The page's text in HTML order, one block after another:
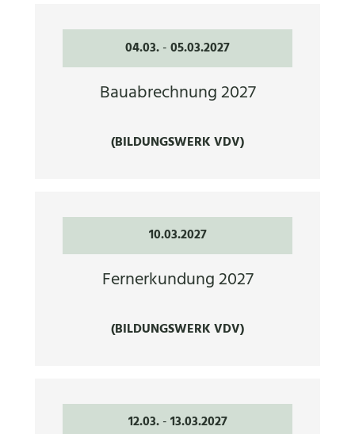
04.03.-05.03.2027
Bauabrechnung 2027
(BILDUNGSWERK VDV)
10.03.2027
Fernerkundung 2027
(BILDUNGSWERK VDV)
12.03. -13.03.2027